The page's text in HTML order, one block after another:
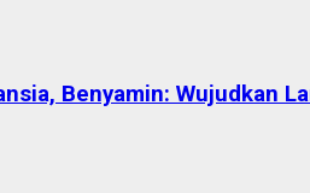
Benyamin: Wujudkan